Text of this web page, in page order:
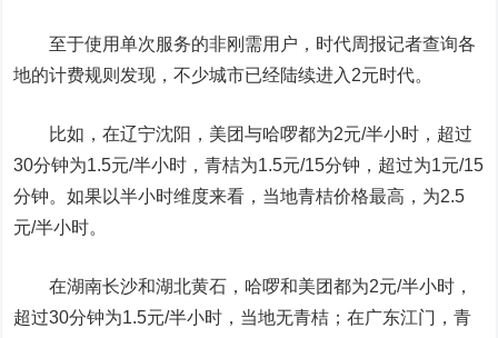
至于使用单次服务的非刚需用户，时代周报记者查询各
地的计费规则发现，不少城市已经陆续进入2元时代。
比如，在辽宁沈阳，美团与哈啰都为2元/半小时，超过
30分钟为1.5元/半小时，青桔为1.5元/15分钟，超过为1元/15
分钟。如果以半小时维度来看，当地青桔价格最高，为2.5
元/半小时。
在湖南长沙和湖北黄石，哈啰和美团都为2元/半小时，
超过30分钟为1.5元/半小时，当地无青桔；在广东江门，青